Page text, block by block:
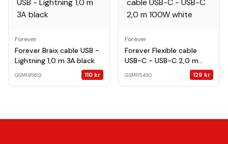
Forever
Forever Braix cable USB -
Lightning 1,0 m 3A black
GSM195612 110 kr
Forever
Forever Flexible cable
USB-C - USB-C 2,0 m
GSM115430 129 kr